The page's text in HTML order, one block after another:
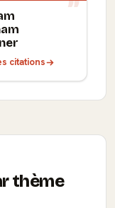
citations
thème